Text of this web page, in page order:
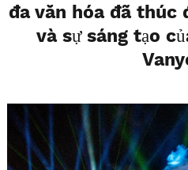
đa văn hóa đã thúc
và sự sáng tạo